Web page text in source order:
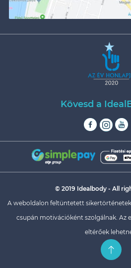
Kövesd a
© 2019 Idealbody - All
A weboldalon feltüntetett
csupán motivációként szolgálnak. Az
eltérőek